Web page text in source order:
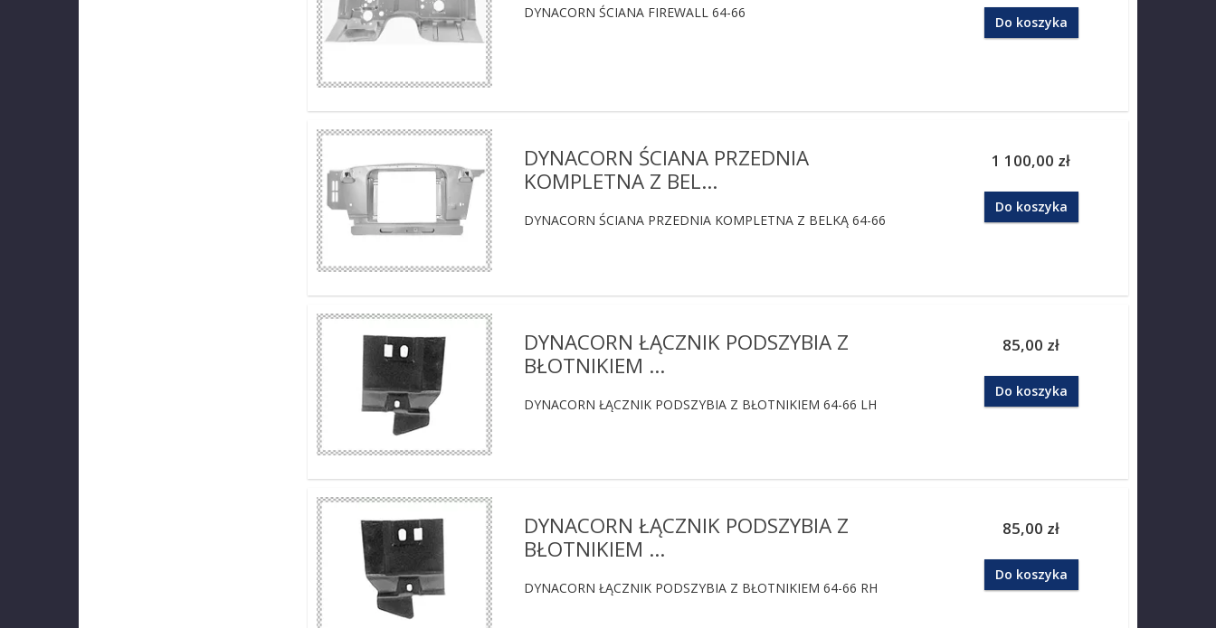
DYNACORN ŚCIANA FIREWALL 64-66
Do koszyka
DYNACORN ŚCIANA PRZEDNIA
KOMPLETNA Z BEL...
DYNACORN ŚCIANA PRZEDNIA KOMPLETNA Z BELKĄ 64-66
1 100,00 zł
Do koszyka
DYNACORN ŁĄCZNIK PODSZYBIA Z
BŁOTNIKIEM ...
DYNACORN ŁĄCZNIK PODSZYBIA Z BŁOTNIKIEM 64-66 LH
85,00 zł
Do koszyka
DYNACORN ŁĄCZNIK PODSZYBIA Z
BŁOTNIKIEM ...
DYNACORN ŁĄCZNIK PODSZYBIA Z BŁOTNIKIEM 64-66 RH
85,00 zł
Do koszyka